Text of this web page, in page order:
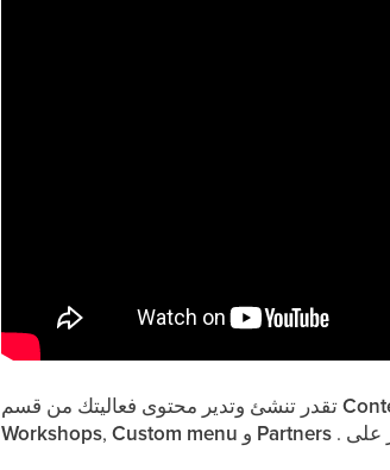
تقدر تنشئ وتدير محتوى فعاليتك من قسم
Workshops, Custom menu Partners